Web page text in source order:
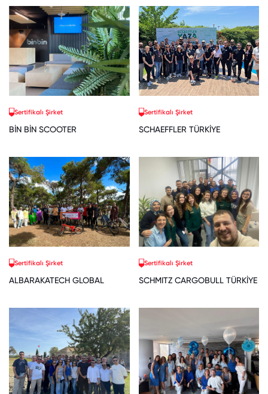
Sertifikalı Şirket
BİN BİN SCOOTER
Sertifikalı Şirket
SCHAEFFLER TÜRKİYE
Sertifikalı Şirket
ALBARAKATECH GLOBAL
Sertifikalı Şirket
SCHMITZ CARGOBULL TÜRKİYE